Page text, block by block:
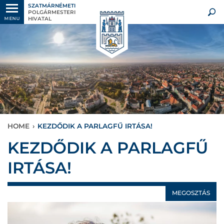
MENU
SZATMÁRNÉMETI
POLGÁRMESTERI
HIVATAL
HOME › KEZDŐDIK A PARLAGFŰ IRTÁSA!
KEZDŐDIK A PARLAGFŰ
IRTÁSA!
MEGOSZTÁS